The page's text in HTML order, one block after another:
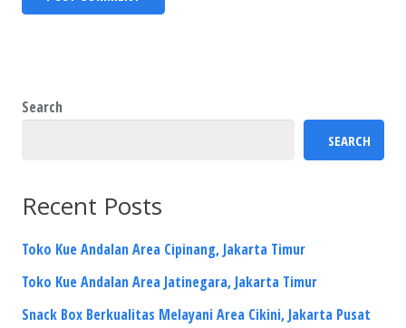
Search
SEARCH
Recent Posts
Toko Kue Andalan Area Cipinang, Jakarta Timur
Toko Kue Andalan Area Jatinegara, Jakarta Timur
Snack Box Berkualitas Melayani Area Cikini, Jakarta Pusat